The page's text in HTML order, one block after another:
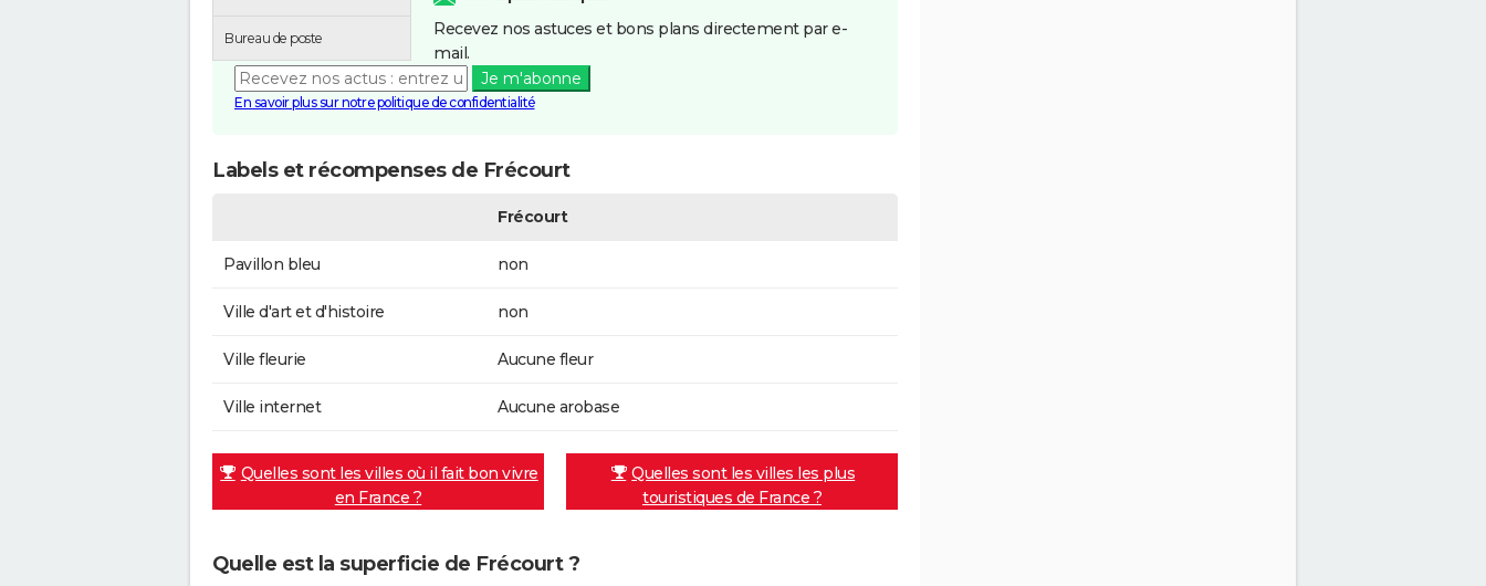
Bureau de poste
Recevez nos astuces et bons plans directement par e-
mail.
Je m'abonne
En savoir plus sur notre politique de confidentialité
Labels et récompenses de Frécourt
Frécourt
Pavillon bleu non
Ville d'art et d'histoire non
Ville fleurie Aucune fleur
Ville internet Aucune arobase
Quelles sont les villes où il fait bon vivre
en France ?
Quelles sont les villes les plus
touristiques de France ?
Quelle est la superficie de Frécourt ?